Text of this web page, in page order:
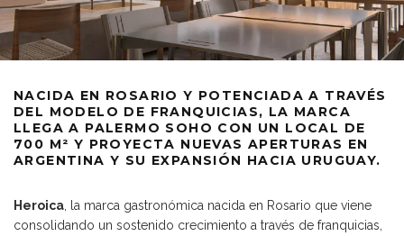
NACIDA EN ROSARIO Y POTENCIADA A TRAVÉS
DEL MODELO DE FRANQUICIAS, LA MARCA
LLEGA A PALERMO SOHO CON UN LOCAL DE
700 M² Y PROYECTA NUEVAS APERTURAS EN
ARGENTINA Y SU EXPANSIÓN HACIA URUGUAY.
Heroica , la marca gastronómica nacida en Rosario que viene
consolidando un sostenido crecimiento a través de franquicias,